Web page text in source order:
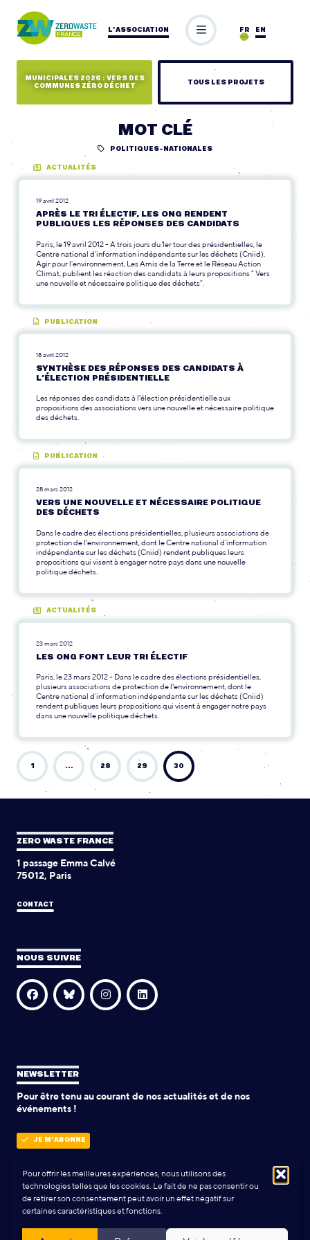
Pour offrir les meilleures expériences, nous utilisons des
technologies telles que les cookies. Le fait de ne pas consentir ou
de retirer son consentement peut avoir un effet négatif sur
certaines caractéristiques et fonctions.
L’ASSOCIATION EN
FR
MUNICIPALES 2026 : VERS DES
COMMUNES ZÉRO DÉCHET
TOUS LES PROJETS
MOT CLÉ
POLITIQUES-NATIONALES
ACTUALITÉS
19 avril 2012
APRÈS LE TRI ÉLECTIF, LES ONG RENDENT
PUBLIQUES LES RÉPONSES DES CANDIDATS
Paris, le 19 avril 2012 - A trois jours du 1er tour des présidentielles, le
Centre national d’information indépendante sur les déchets (Cniid),
Agir pour l’environnement, Les Amis de la Terre et le Réseau Action
Climat, publient les réaction des candidats à leurs propositions " Vers
une nouvelle et nécessaire politique des déchets".
PUBLICATION
18 avril 2012
SYNTHÈSE DES RÉPONSES DES CANDIDATS À
L’ÉLECTION PRÉSIDENTIELLE
Les réponses des candidats à l'élection présidentielle aux
propositions des associations vers une nouvelle et nécessaire politique
des déchets.
PUBLICATION
28 mars 2012
VERS UNE NOUVELLE ET NÉCESSAIRE POLITIQUE
DES DÉCHETS
Dans le cadre des élections présidentielles, plusieurs associations de
protection de l'environnement, dont le Centre national d’information
indépendante sur les déchets (Cniid) rendent publiques leurs
propositions qui visent à engager notre pays dans une nouvelle
politique déchets.
ACTUALITÉS
23 mars 2012
LES ONG FONT LEUR TRI ÉLECTIF
Paris, le 23 mars 2012 - Dans le cadre des élections présidentielles,
plusieurs associations de protection de l'environnement, dont le
Centre national d’information indépendante sur les déchets (Cniid)
rendent publiques leurs propositions qui visent à engager notre pays
dans une nouvelle politique déchets.
1 … 28 29 30
ZERO WASTE FRANCE
1 passage Emma Calvé
75012, Paris
CONTACT
NOUS SUIVRE
NEWSLETTER
Pour être tenu au courant de nos actualités et de nos
événements !
JE M'ABONNE
POLITIQUE DE CONFIDENTIALITÉ